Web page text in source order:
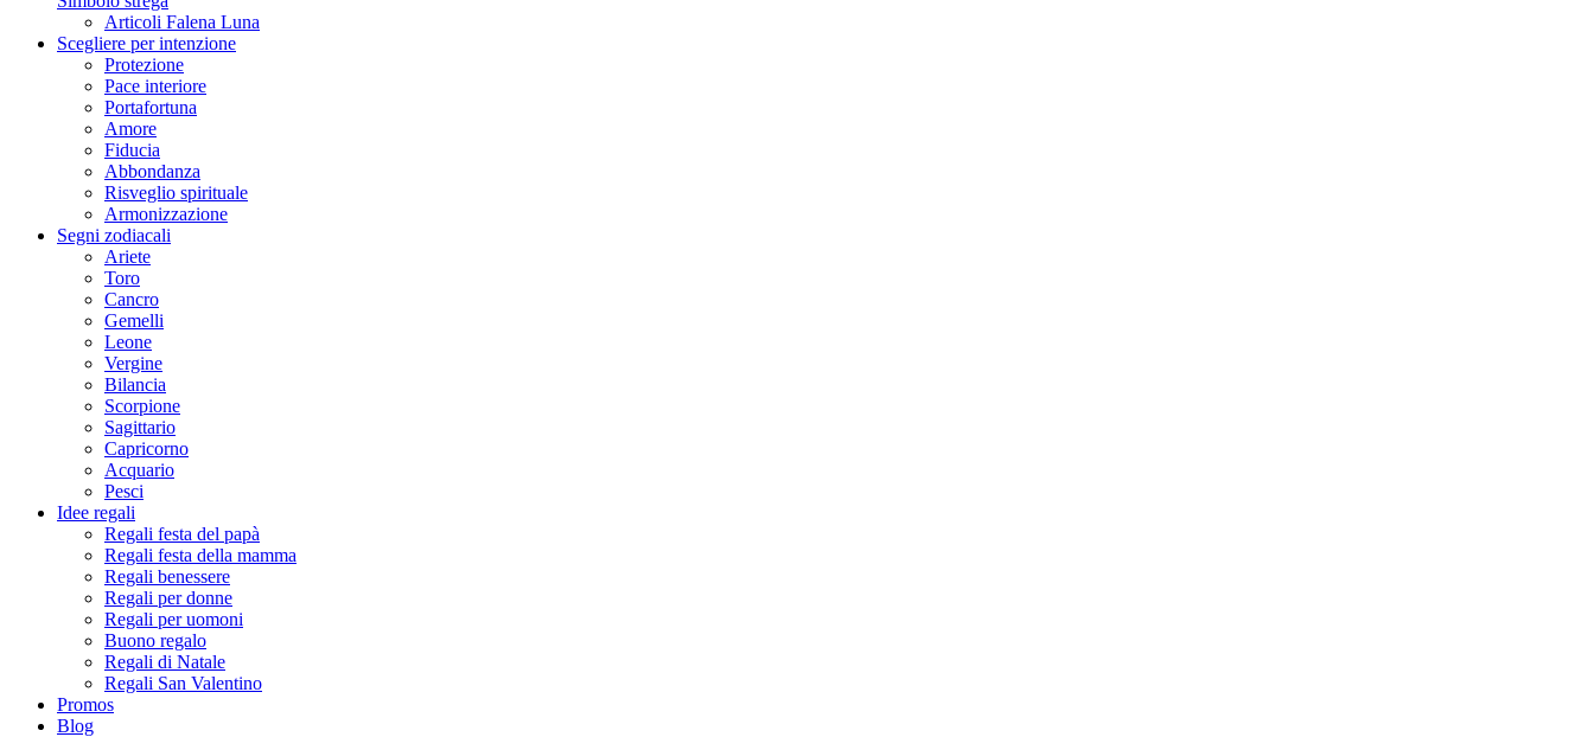
Articoli Falena Luna
Scegliere per intenzione
Protezione
Pace interiore
Portafortuna
Amore
Fiducia
Abbondanza
Risveglio spirituale
Armonizzazione
Segni zodiacali
Ariete
Toro
Cancro
Gemelli
Leone
Vergine
Bilancia
Scorpione
Sagittario
Capricorno
Acquario
Pesci
Idee regali
Regali festa del papà
Regali festa della mamma
Regali benessere
Regali per donne
Regali per uomoni
Buono regalo
Regali di Natale
Regali San Valentino
Promos
Blog